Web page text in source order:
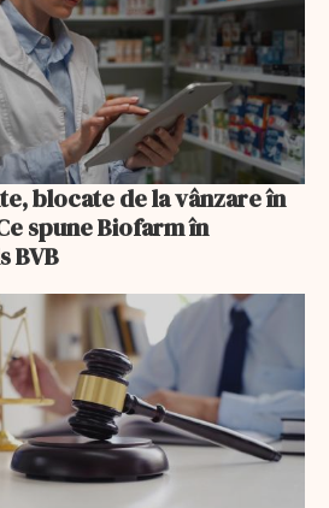
blocate de la vânzare în
spune Biofarm în
BVB